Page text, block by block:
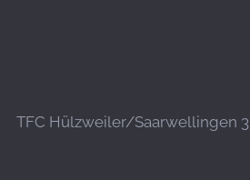
TFC Hülzweiler/Saarwellingen 3